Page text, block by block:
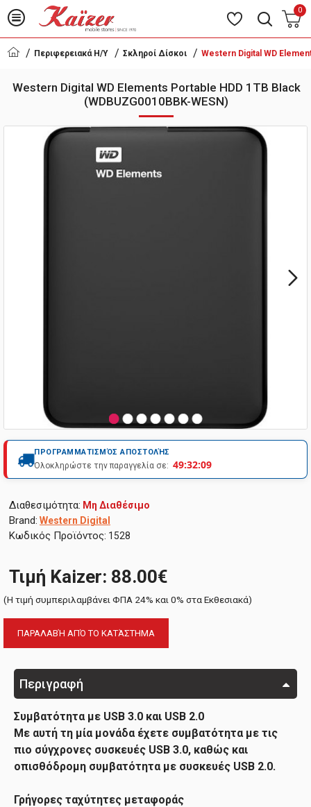
0
Περιφερειακά Η/Υ Σκληροί Δίσκοι Western Digital WD
Western Digital WD Elements Portable HDD 1TB Black
(WDBUZG0010BBK-WESN)
ΠΡΟΓΡΑΜΜΑΤΙΣΜΌΣ ΑΠΟΣΤΟΛΉΣ
Ολοκληρώστε την παραγγελία σε: 49:32:08
Διαθεσιμότητα: Μη Διαθέσιμο
Brand: Western Digital
Κωδικός Προϊόντος: 1528
ΠΑΡΑΛΑΒΉ ΑΠΌ ΤΟ ΚΑΤΆΣΤΗΜΑ
Τιμή Kaizer: 88.00€
(H τιμή συμπεριλαμβάνει ΦΠΑ 24% και 0% στα Εκθεσιακά)
Περιγραφή
Συμβατότητα με USB 3.0 και USB 2.0
Με αυτή τη μία μονάδα έχετε συμβατότητα με τις
πιο σύγχρονες συσκευές USB 3.0, καθώς και
οπισθόδρομη συμβατότητα με συσκευές USB 2.0.
Γρήγορες ταχύτητες μεταφοράς